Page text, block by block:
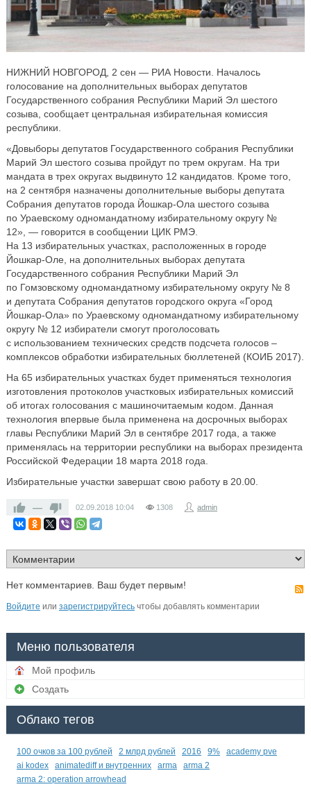
НИЖНИЙ НОВГОРОД, 2 сен — РИА Новости. Началось
голосование на дополнительных выборах депутатов
Государственного собрания Республики Марий Эл шестого
созыва, сообщает центральная избирательная комиссия
республики.
«Довыборы депутатов Государственного собрания Республики
Марий Эл шестого созыва пройдут по трем округам. На три
мандата в трех округах выдвинуто 12 кандидатов. Кроме того,
на 2 сентября назначены дополнительные выборы депутата
Собрания депутатов города Йошкар-Ола шестого созыва
по Ураевскому одномандатному избирательному округу №
12», — говорится в сообщении ЦИК РМЭ.
На 13 избирательных участках, расположенных в городе
Йошкар-Оле, на дополнительных выборах депутата
Государственного собрания Республики Марий Эл
по Гомзовскому одномандатному избирательному округу № 8
и депутата Собрания депутатов городского округа «Город
Йошкар-Ола» по Ураевскому одномандатному избирательному
округу № 12 избиратели смогут проголосовать
с использованием технических средств подсчета голосов –
комплексов обработки избирательных бюллетеней (КОИБ 2017).
На 65 избирательных участках будет применяться технология
изготовления протоколов участковых избирательных комиссий
об итогах голосования с машиночитаемым кодом. Данная
технология впервые была применена на досрочных выборах
главы Республики Марий Эл в сентябре 2017 года, а также
применялась на территории республики на выборах президента
Российской Федерации 18 марта 2018 года.
Избирательные участки завершат свою работу в 20.00.
— 02.09.2018 10:04 1308 admin
Нет комментариев. Ваш будет первым!
Войдите или зарегистрируйтесьчтобы добавлять комментарии
Меню пользователя
Мой профиль
Создать
Облако тегов
100 очков за 100 рублей 2 млрд рублей 2016 9%
academy pve
ai kodex
animatediff и внутренних arma
arma 2
arma 2: operation arrowhead